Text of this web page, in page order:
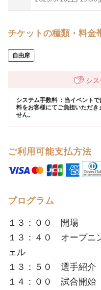
チケットの種類・料金
自由席
シ
システム手数料 ：当イベント
料をお客様にてご負担いただ
せん。
ご利用可能支払方法
プログラム
１３：００ 開場
１３：４０ オープニ
ェル
１３：５０ 選手紹介
１４：００ 試合開始